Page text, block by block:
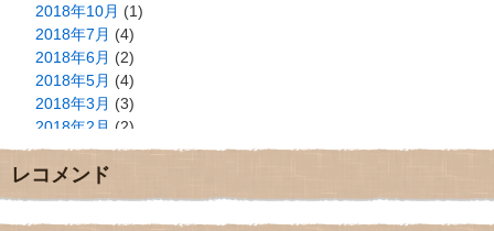
2018年10月 (1)
2018年7月 (4)
2018年6月 (2)
2018年5月 (4)
2018年3月 (3)
2018年2月 (2)
2018年1月(2)
2017年12月
2017年11月(3)
レコメンド